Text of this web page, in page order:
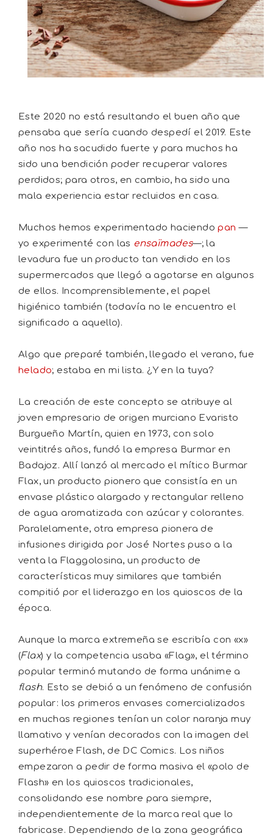
Este 2020 no está resultando el buen año que
pensaba que sería cuando despedí el 2019. Este
año nos ha sacudido fuerte y para muchos ha
sido una bendición poder recuperar valores
perdidos; para otros, en cambio, ha sido una
mala experiencia estar recluidos en casa.
Muchos hemos experimentado haciendopan —
yo experimenté con las ensaïmades—; la
levadura fue un producto tan vendido en los
supermercados que llegó a agotarse en algunos
de ellos. Incomprensiblemente, el papel
higiénico también (todavía no le encuentro el
significado a aquello).
Algo que preparé también, llegado el verano, fue
helado; estaba en mi lista. ¿Y en la tuya?
La creación de este concepto se atribuye al
joven empresario de origen murciano Evaristo
Burgueño Martín, quien en 1973, con solo
veintitrés años, fundó la empresa Burmar en
Badajoz. Allí lanzó al mercado el mítico Burmar
Flax, un producto pionero que consistía en un
envase plástico alargado y rectangular relleno
de agua aromatizada con azúcar y colorantes.
Paralelamente, otra empresa pionera de
infusiones dirigida por José Nortes puso a la
venta la Flaggolosina, un producto de
características muy similares que también
compitió por el liderazgo en los quioscos de la
época.
Aunque la marca extremeña se escribía con «x»
(Flax) y la competencia usaba «Flag», el término
popular terminó mutando de forma unánime a
flash. Esto se debió a un fenómeno de confusión
popular: los primeros envases comercializados
en muchas regiones tenían un color naranja muy
llamativo y venían decorados con la imagen del
superhéroe Flash, de DC Comics. Los niños
empezaron a pedir de forma masiva el «polo de
Flash» en los quioscos tradicionales,
consolidando ese nombre para siempre,
independientemente de la marca real que lo
fabricase. Dependiendo de la zona geográfica